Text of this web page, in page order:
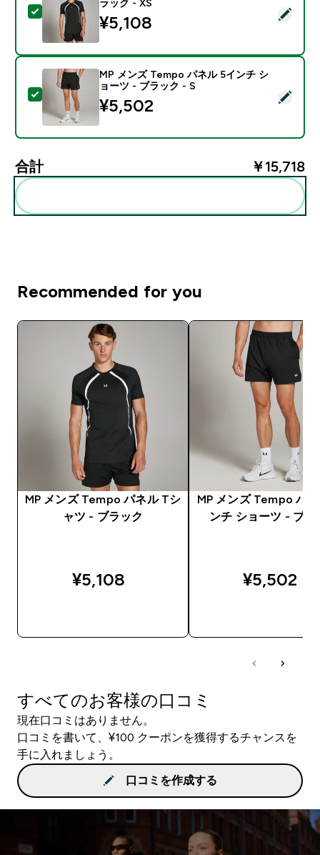
この商品を選択 - MP メンズ Tempo パネル Tシャツ -
ラック - XS
¥5,108‎
この商品を選択 - MP メンズ Tempo パネル 5インチ
MP メンズ Tempo パネル 5インチ シ
ョーツ - ブラック - S
¥5,502‎
合計 ￥15,718‎
Recommended for you
MP メンズ Tempo パネル Tシ
ャツ - ブラック
¥5,108‎
MP メンズ Tempo パ
ンチ ショーツ - ブラ
¥5,502‎
すべてのお客様の口コミ
現在口コミはありません。
口コミを書いて、¥100 クーポンを獲得するチャンスを
手に入れましょう。
口コミを作成する